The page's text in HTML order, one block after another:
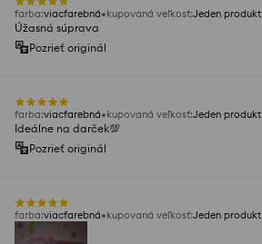
farba:viacfarebná kupovaná veľkosť:Jeden produkt
Úžasná súprava
Pozrieť originál
farba:viacfarebná kupovaná veľkosť:Jeden produkt
Ideálne na darček💯
Pozrieť originál
farba:viacfarebná kupovaná veľkosť:Jeden produkt